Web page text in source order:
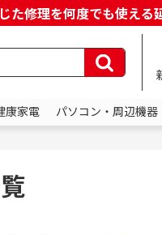
修理を何度でも使える
康家電 パソコン・周辺機器